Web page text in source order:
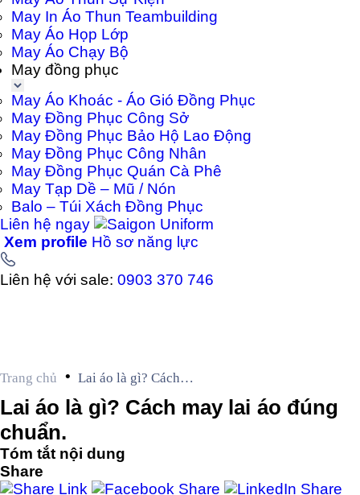
May In Áo Thun Teambuilding
May Áo Họp Lớp
May Áo Chạy Bộ
May đồng phục
May Áo Khoác - Áo Gió Đồng Phục
May Đồng Phục Công Sở
May Đồng Phục Bảo Hộ Lao Động
May Đồng Phục Công Nhân
May Đồng Phục Quán Cà Phê
May Tạp Dề – Mũ / Nón
Balo – Túi Xách Đồng Phục
Liên hệ ngay
Xem profile Hồ sơ năng lực
Liên hệ với sale: 0903 370 746
Trang chủ • Lai áo là gì? Cách
may lai áo đúng
chuẩn.
Lai áo là gì? Cách may lai áo đúng
chuẩn.
Tóm tắt nội dung
Share